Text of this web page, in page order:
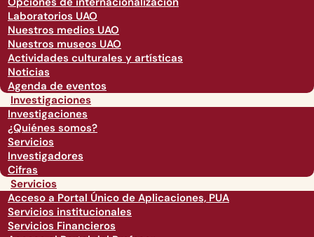
Laboratorios UAO
Nuestros medios UAO
Nuestros museos UAO
Actividades culturales y artísticas
Noticias
Agenda de eventos
Investigaciones
Investigaciones
¿Quiénes somos?
Servicios
Investigadores
Cifras
Servicios
Acceso a Portal Único de Aplicaciones, PUA
Servicios institucionales
Servicios Financieros